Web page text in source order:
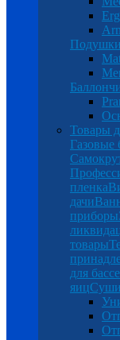
Товары
Газовые
пленка
дачи
приборы
товары
для
яиц